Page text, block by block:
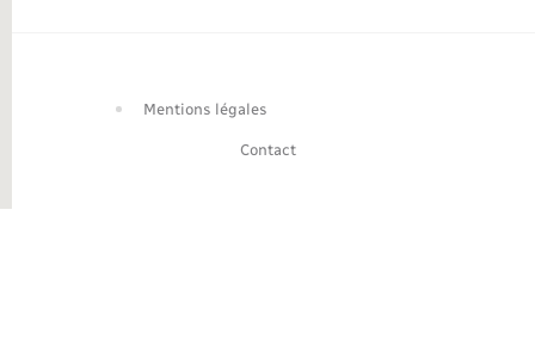
Mentions légales
Contact